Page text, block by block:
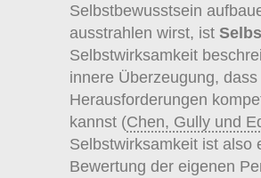
Selbstbewusstsein
ausstrahlen wirst, ist
Selbstwirksamkeit
innere Überzeugung, dass
Herausforderungen
kannst (Chen, Gully und
Selbstwirksamkeit ist also
Bewertung der eigenen